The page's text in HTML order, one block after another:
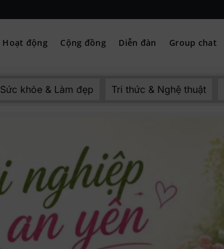
Hoạt động Cộng đồng Diễn đàn Group chat
Sức khỏe & Làm đẹp Tri thức & Nghệ thuật